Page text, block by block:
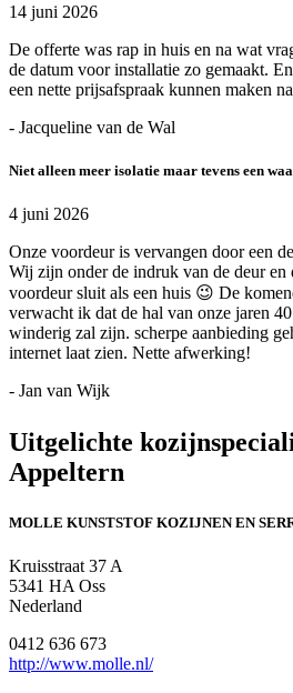
14 juni 2026
De offerte was rap in huis en na wat
de datum voor installatie zo gemaakt.
een nette prijsafspraak kunnen maken
- Jacqueline van de Wal
Niet alleen meer isolatie maar tevens een
4 juni 2026
Onze voordeur is vervangen door een
Wij zijn onder de indruk van de deur
voordeur sluit als een huis 😉 De
verwacht ik dat de hal van onze jaren
winderig zal zijn. scherpe aanbieding
internet laat zien. Nette afwerking!
- Jan van Wijk
Uitgelichte
Appeltern
MOLLE KUNSTSTOF KOZIJNEN EN
Kruisstraat 37 A
5341 HA Oss
Nederland
0412 636 673
http://www.molle.nl/